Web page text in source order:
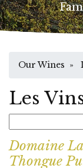
Our Wines »
Les
for:
Domaine
Thongue